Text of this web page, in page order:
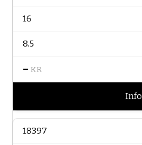
16
8.5
– KR
Info
18397